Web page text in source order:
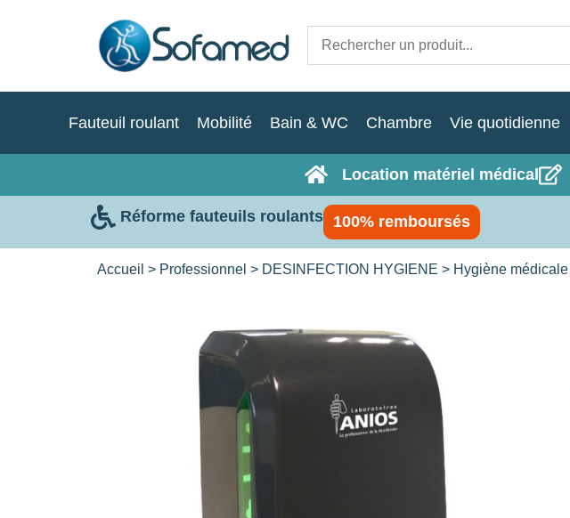
Fauteuil roulant Mobilité Bain & WC Chambre Vie quotidienne
Location matériel médical
Réforme fauteuils roulants 100% remboursés
Accueil > Professionnel > DESINFECTION HYGIENE > Hygiène médicale